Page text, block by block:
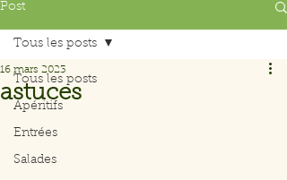
Post
Tous les posts
Apéritifs
Entrées
Salades
Tous les posts
astuces
16 mars 2023